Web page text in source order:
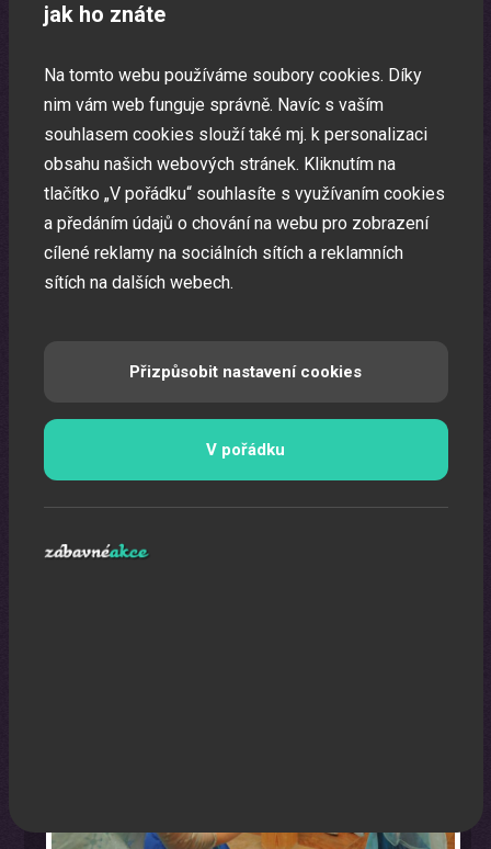
jak ho znáte
Na tomto webu používáme soubory cookies. Díky
nim vám web funguje správně. Navíc s vaším
souhlasem cookies slouží také mj. k personalizaci
obsahu našich webových stránek. Kliknutím na
tlačítko „V pořádku“ souhlasíte s využívaním cookies
a předáním údajů o chování na webu pro zobrazení
cílené reklamy na sociálních sítích a reklamních
sítích na dalších webech.
Přizpůsobit nastavení cookies
V pořádku